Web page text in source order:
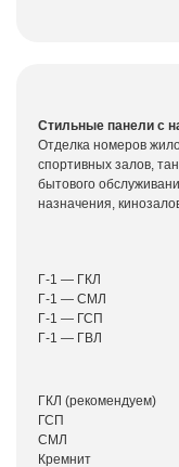
Стильные панели с
Отделка номеров
спортивных залов,
бытового
назначения,
Г-1 — ГКЛ
Г-1 — СМЛ
Г-1 — ГСП
Г-1 — ГВЛ
ГКЛ (рекомендуем)
ГСП
СМЛ
Кремнит